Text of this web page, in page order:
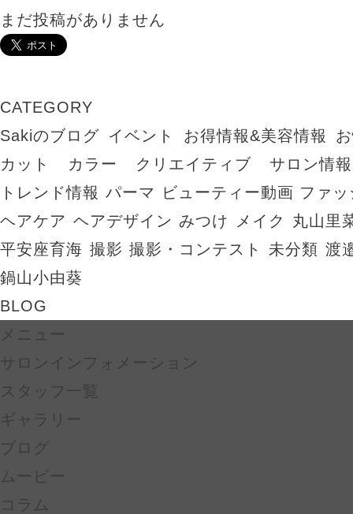
まだ投稿がありません
CATEGORY
Sakiのブログ イベント お得情報&美容情報
カット
カラー クリエイティブ
サロン情報
トレンド情報 パーマ ビューティー動画 ファ
ヘアケア ヘアデザイン みつけ メイク
丸山里
平安座育海 撮影 撮影・コンテスト 未分類 渡
鍋山小由葵
BLOG
メニュー
サロンインフォメーション
スタッフ一覧
ギャラリー
ブログ
ムービー
コラム